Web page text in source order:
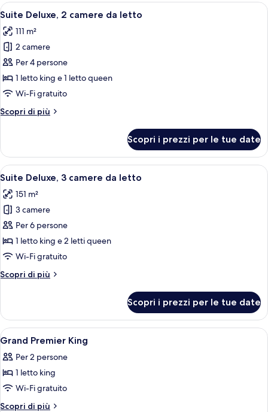
camere
letto
Apri
tutte
le
foto
per
Suite
Deluxe,
camere
Una camera d'hotel moderna con
7
Suite Deluxe, 2 camere da letto
111 m²
2 camere
Per 4 persone
1 letto king e 1 letto queen
Wi-Fi gratuito
Scopri di più
Altri
Deluxe,
camere
letto
Scopri i prezzi per le tue date
Apri
tutte
le
foto
per
Suite
Deluxe,
camere
Una camera d'albergo moderna con
8
Suite Deluxe, 3 camere da letto
151 m²
3 camere
Per 6 persone
1 letto king e 2 letti queen
Wi-Fi gratuito
Scopri di più
Altri
Deluxe,
camere
letto
Scopri i prezzi per le tue date
Apri
tutte
le
foto
per
Grand
Biancheria da letto di alta qualità,
5
Grand Premier King
Per 2 persone
1 letto king
Wi-Fi gratuito
Scopri di più
Altri